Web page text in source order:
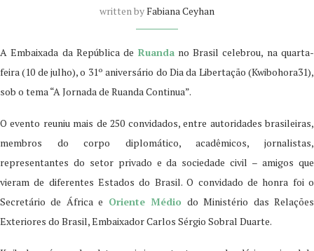
written byFabiana Ceyhan
A Embaixada da República de Ruandano Brasil celebrou, na quarta-
feira (10 de julho), o 31º aniversário do Dia da Libertação (Kwibohora31),
sob o tema “A Jornada de Ruanda Continua”.
O evento reuniu mais de 250 convidados, entre autoridades brasileiras,
membros do corpo diplomático, acadêmicos, jornalistas,
representantes do setor privado e da sociedade civil – amigos que
vieram de diferentes Estados do Brasil. O convidado de honra foi o
Secretário de África e Oriente Médio do Ministério das Relações
Exteriores do Brasil, Embaixador Carlos Sérgio Sobral Duarte.